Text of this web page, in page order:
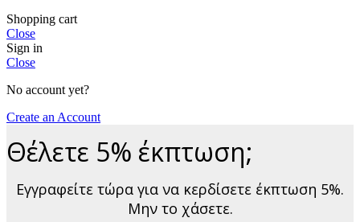
Shopping cart
Close
Sign in
Close
No account yet?
Create an Account
Θέλετε 5% έκπτωση;
Εγγραφείτε τώρα για να κερδίσετε έκπτωση 5%.
Μην το χάσετε.